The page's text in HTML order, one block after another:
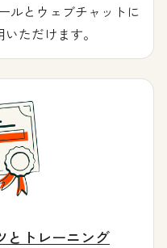
ルとウェブチャットに
ただけます。
とトレーニング